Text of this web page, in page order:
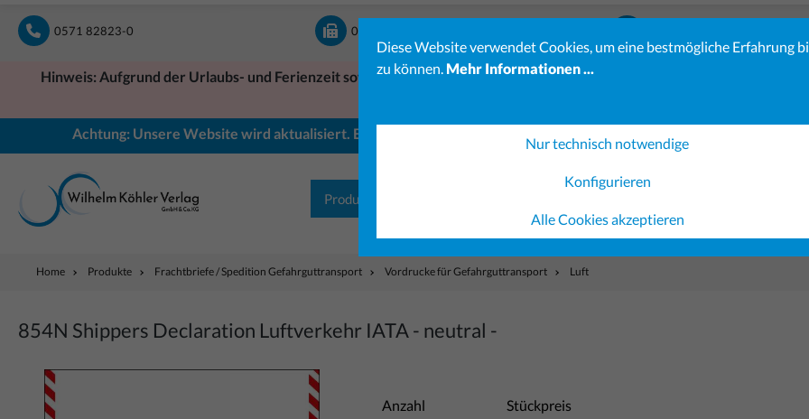
0571 82823-0 0571 82823-23
Hinweis: Aufgrund der Urlaubs- und Ferienzeit sowie eines erhöhten Bestellaufkommens kann sich die Bearbeitung
Achtung: Unsere Website wird aktualisiert. Einige Bereiche sind möglicherweise noch nicht vollständig verfügbar.
Produkte
Home Produkte Frachtbriefe / Spedition Gefahrguttransport Vordrucke für Gefahrguttransport Luft
854N Shippers Declaration Luftverkehr IATA - neutral -
Bildergalerie überspringen
Anzahl
Stückpreis
Diese Website verwendet Cookies, um eine bestmögliche Erfahrung
zu können. Mehr Informationen ...
Nur technisch notwendige
Konfigurieren
Alle Cookies akzeptieren